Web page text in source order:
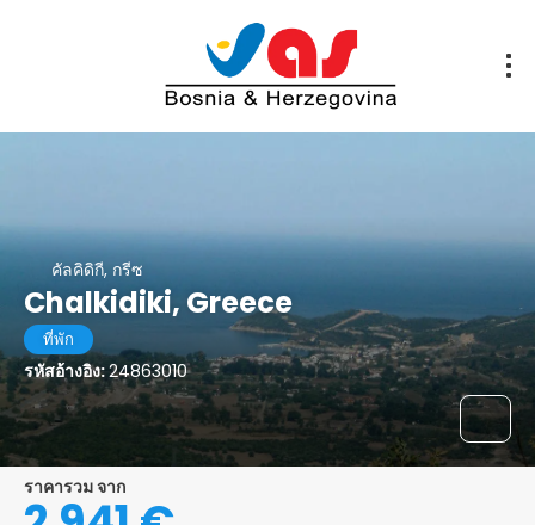
คัลคิดิกี, กรีซ
Chalkidiki, Greece
ที่พัก
รหัสอ้างอิง:24863010
ราคารวม จาก